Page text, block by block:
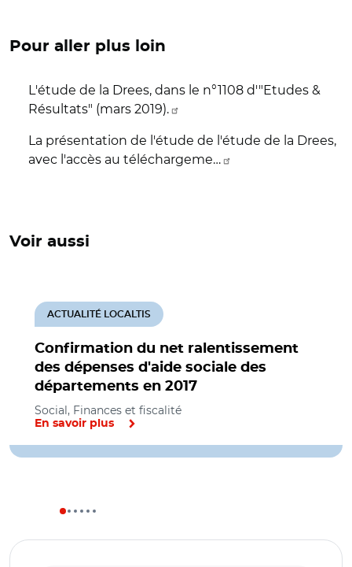
Pour aller plus loin
L'étude de la Drees, dans le n°1108 d'"Etudes &
Résultats" (mars 2019).
La présentation de l'étude de l'étude de la Drees,
avec l'accès au téléchargeme…
Voir aussi
Confirmation du net ralentissement
des dépenses d'aide sociale des
départements en 2017
ACTUALITÉ LOCALTIS
Social, Finances et fiscalité
En savoir plus